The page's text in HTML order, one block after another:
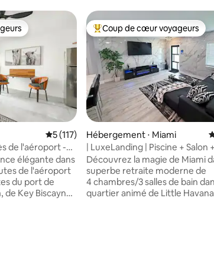
commentaires : 4,91 sur 5
les plus appréciés
Évaluation moyenne sur la base de 117
5 (117)
de l'aéroport -
élégante dans
de l'aéroport
du port de
de Key Biscayne,
Coups de cœur voyageurs les
Coup de cœur voyageurs
Hébergement ⋅ Miami
| LuxeLanding | Piscine + Salon
Barbecue + Golf + Aéroport
Découvrez la magie de Miami
superbe retraite moderne de
4 chambres/3 salles de bain
quartier animé de Little